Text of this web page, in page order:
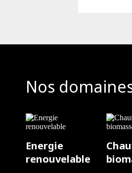
Nos
Energie
renouvelable